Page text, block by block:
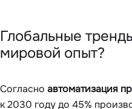
Глобальные
мировой опыт?
Согласно автоматизация
к 2030 году до 45%